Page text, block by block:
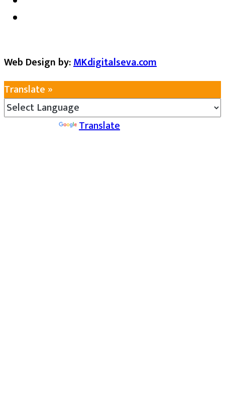
Web Design by:MKdigitalseva.com
Translate »
Translate